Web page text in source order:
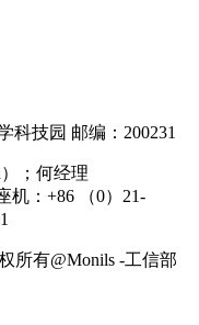
科技园 邮编：200231
）；何经理
机：+86 （0）21-
所有@Monils -工信部